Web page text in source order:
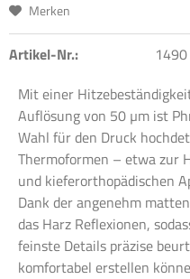
Merken
Artikel-Nr.:
Mit einer
Auflösung von 50 µm ist
Wahl für den Druck
Thermoformen – etwa zur
und kieferorthopädischen
Dank der angenehm
das Harz Reflexionen,
feinste Details präzise
komfortabel erstellen